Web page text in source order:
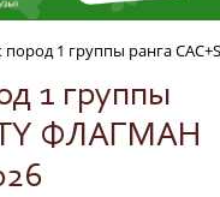
пород 1 группы ранга
1 группы
ФЛАГМАН